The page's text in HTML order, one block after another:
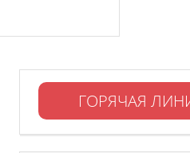
ГОРЯЧАЯ